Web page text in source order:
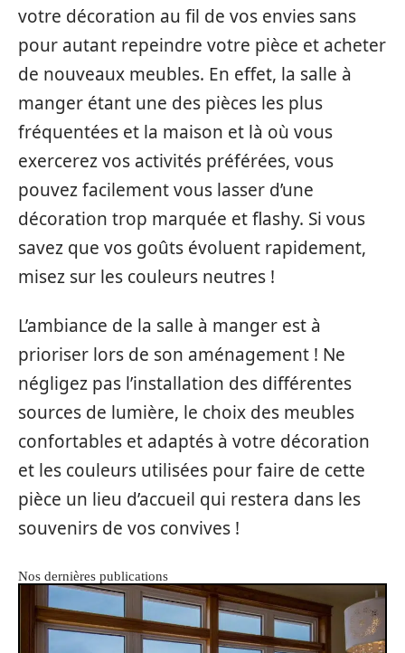
votre décoration au fil de vos envies sans
pour autant repeindre votre pièce et acheter
de nouveaux meubles. En effet, la salle à
manger étant une des pièces les plus
fréquentées et la maison et là où vous
exercerez vos activités préférées, vous
pouvez facilement vous lasser d’une
décoration trop marquée et flashy. Si vous
savez que vos goûts évoluent rapidement,
misez sur les couleurs neutres !
L’ambiance de la salle à manger est à
prioriser lors de son aménagement ! Ne
négligez pas l’installation des différentes
sources de lumière, le choix des meubles
confortables et adaptés à votre décoration
et les couleurs utilisées pour faire de cette
pièce un lieu d’accueil qui restera dans les
souvenirs de vos convives !
Nos dernières publications